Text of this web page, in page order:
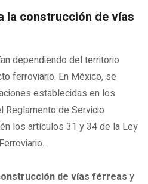
la construcción de vías
dependiendo del territorio
ferroviario. En México, se
establecidas en los
Reglamento de Servicio
los artículos 31 y 34 de la Ley
de vías férreas y